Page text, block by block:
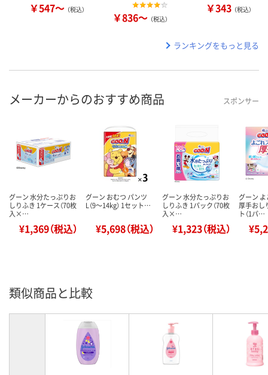
￥547～ （税込）
￥836～ （税込）
￥343 （税込）
ランキングをもっと見る
メーカーからのおすすめ商品 スポンサー
グーン 水分たっぷりお
しりふき 1ケース（70枚
入×…
¥1,369（税込）
グーン おむつ パンツ
L（9～14kg） 1セット…
¥5,698（税込）
グーン 水分たっぷりお
しりふき 1パック（70枚
入×…
¥1,323（税込）
グーン
厚手おし
ト（1パ…
類似商品と比較